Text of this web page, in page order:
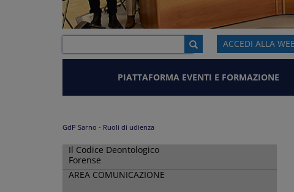
ACCEDI ALLA
PIATTAFORMA EVENTI E FORMAZIONE
GdP Sarno - Ruoli di udienza
Il Codice Deontologico
Forense
AREA COMUNICAZIONE